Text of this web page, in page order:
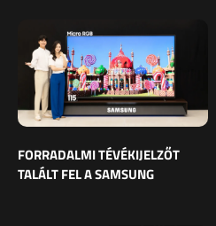
FORRADALMI TÉVÉKIJELZŐT
TALÁLT FEL A SAMSUNG